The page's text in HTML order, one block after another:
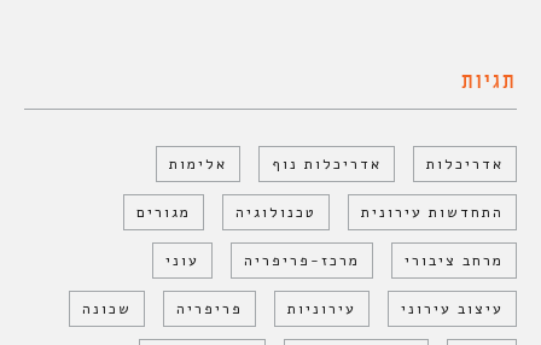
תגיות
אדריכלות אדריכלות נוף אלימות
התחדשות עירונית טכנולוגיה מגורים
מרחב ציבורי מרכז-פריפריה עוני
עיצוב עירוני עירוניות פריפריה שכונה